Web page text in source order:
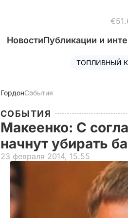
НовостиПубликации и
ТОПЛИВНЫЙ
ГордонСобытия
СОБЫТИЯ
Макеенко: С
начнут убирать
23 февраля 2014, 15.55